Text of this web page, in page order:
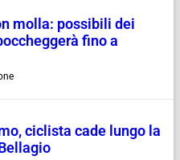
molla: possibili dei
fino a
ciclista cade lungo la